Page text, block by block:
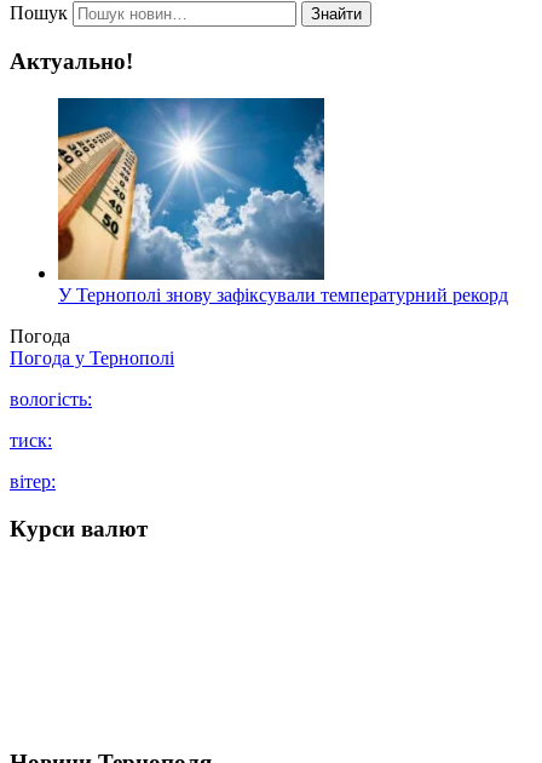
Пошук Знайти
Актуально!
У Тернополі знову зафіксували температурний рекорд
Погода
Погода у Тернополі
вологість:
тиск:
вітер:
Курси валют